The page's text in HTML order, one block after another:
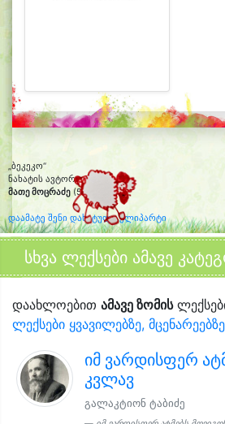
„ბეკეკო“
ნახატის ავტორი:
მათე მოცრაძე(5 წლის)
დაამატე შენი დახატული კლიპარტი
სხვა ლექსები ამავე
დაახლოებით ამავე ზომის
ლექსები ყვავილებზე, მცენარეებზე
იმ ვარდისფერ
კვლავ
გალაკტიონ ტაბიძე